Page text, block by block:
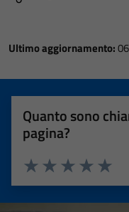
Ultimo aggiornamento:
Quanto sono
pagina?
Valuta 4
Valuta 3
Valuta 2 stelle su
Valuta 1 stelle su 5